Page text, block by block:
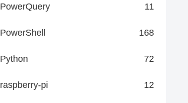
PowerQuery 11
PowerShell 168
Python 72
raspberry-pi 12